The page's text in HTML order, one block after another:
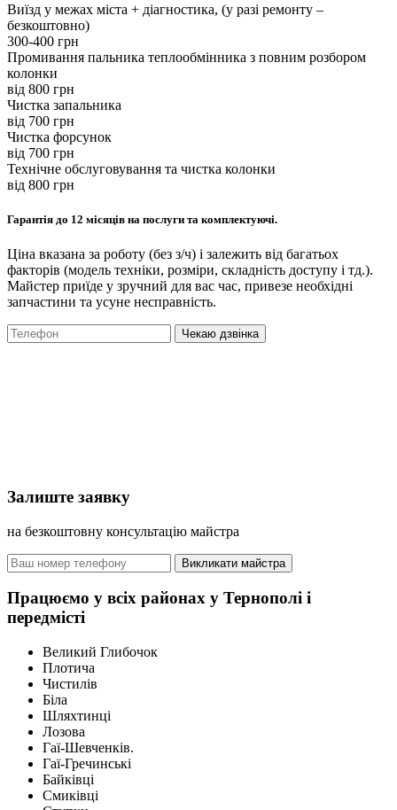
Виїзд у межах міста + діагностика, (у разі ремонту –
безкоштовно)
300-400 грн
Промивання пальника теплообмінника з повним розбором
колонки
вiд 800 грн
Чистка запальника
вiд 700 грн
Чистка форсунок
вiд 700 грн
Технічне обслуговування та чистка колонки
вiд 800 грн
Гарантія до 12 місяців на послуги та комплектуючі.
Ціна вказана за роботу (без з/ч) і залежить від багатьох
факторів (модель техніки, розміри, складність доступу і тд.).
Майстер приїде у зручний для вас час, привезе необхідні
запчастини та усуне несправність.
Чекаю дзвінка
Залиште заявку
на безкоштовну консультацію майстра
Викликати майстра
Працюємо у всіх районах у Тернополі і
передмісті
Великий Глибочок
Плотича
Чистилів
Біла
Шляхтинці
Лозова
Гаї-Шевченків.
Гаї-Гречинські
Байківці
Смиківці